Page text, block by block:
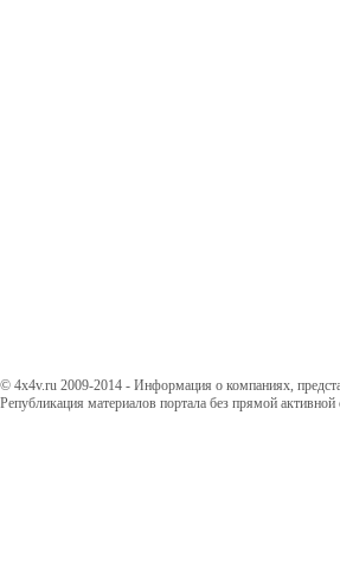
© 4x4v.ru 2009-2014 - Информация о компаниях,
Републикация материалов портала без прямой